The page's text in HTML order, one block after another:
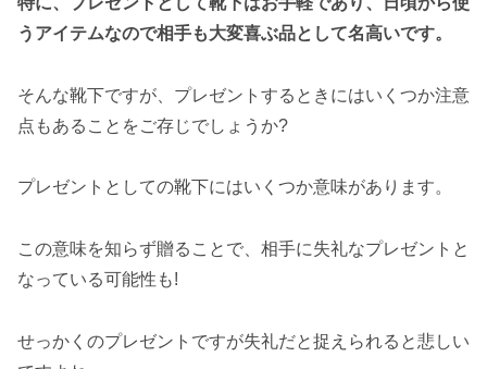
うアイテムなので相手も大変喜ぶ品として名高いです。
そんな靴下ですが、プレゼントするときにはいくつか注意
点もあることをご存じでしょうか?
プレゼントとしての靴下にはいくつか意味があります。
この意味を知らず贈ることで、相手に失礼なプレゼントと
なっている可能性も!
せっかくのプレゼントですが失礼だと捉えられると悲しい